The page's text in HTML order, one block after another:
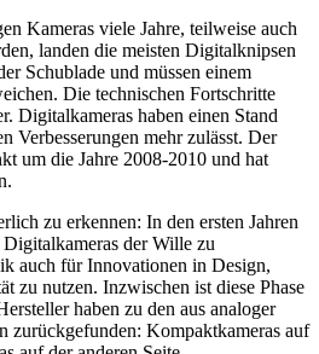
Kameras viele Jahre, teilweise auch
landen die meisten Digitalknipsen
Schublade und müssen einem
Die technischen Fortschritte
Digitalkameras haben einen Stand
Verbesserungen mehr zulässt. Der
um die Jahre 2008-2010 und hat
zu erkennen: In den ersten Jahren
der Wille zu
auch für Innovationen in Design,
zu nutzen. Inzwischen ist diese Phase
haben zu den aus analoger
zurückgefunden: Kompaktkameras auf